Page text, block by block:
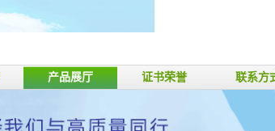
产品展厅 证书荣誉 联系方